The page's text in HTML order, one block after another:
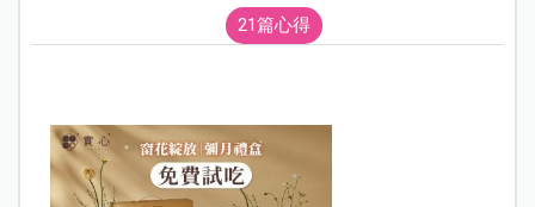
21篇心得